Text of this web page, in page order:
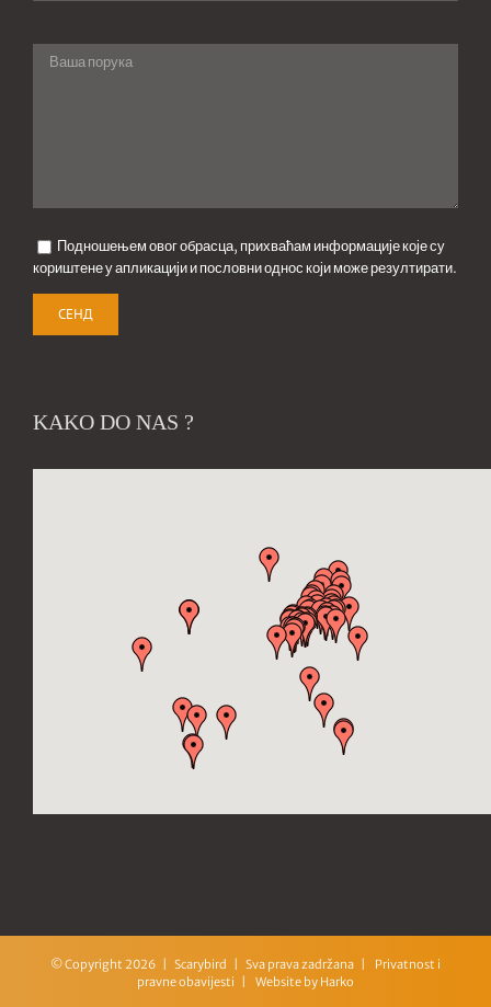
Подношењем овог обрасца, прихваћам информације које су
кориштене у апликацији и пословни однос који може резултирати.
KAKO DO NAS ?
© Copyright 2026 | Scarybird | Sva prava zadržana | Privatnost i
pravne obavijesti | Website by Harko